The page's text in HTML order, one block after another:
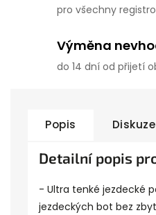
pro všechny
Výměna
do 14 dní od přijetí
Popis Diskuze
Detailní popis
- Ultra tenké jezdecké
jezdeckých bot bez